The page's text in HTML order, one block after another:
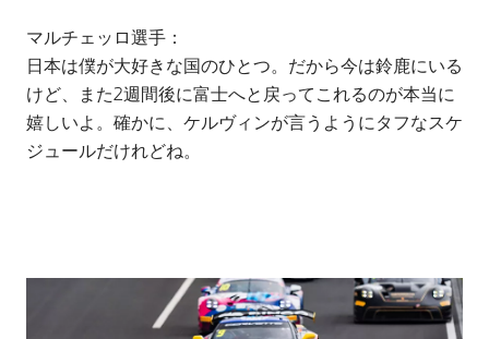
マルチェッロ選手：
日本は僕が大好きな国のひとつ。だから今は鈴鹿にいる
けど、また2週間後に富士へと戻ってこれるのが本当に
嬉しいよ。確かに、ケルヴィンが言うようにタフなスケ
ジュールだけれどね。